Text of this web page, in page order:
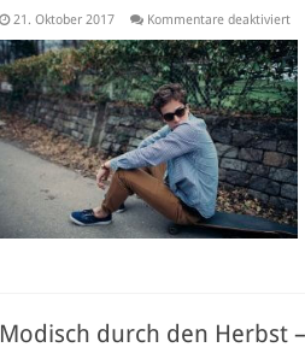
21. Oktober 2017 Kommentare deaktiviertfür
–
die
Modisch durch den Herbst